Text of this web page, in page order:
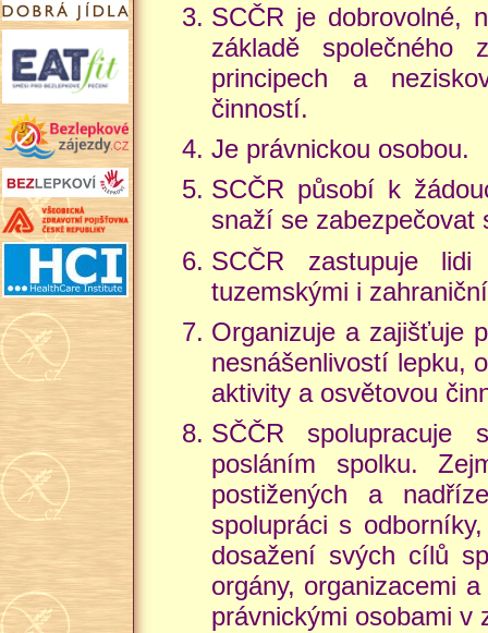
SCČR je dobrovolné,
základě společného
principech a
činností.
Je právnickou osobou.
SCČR působí k
snaží se zabezpečovat
SCČR zastupuje
tuzemskými i
Organizuje a zajišťuje
nesnášenlivostí lepku,
aktivity a osvětovou
SČČR
posláním spolku.
postižených a
spolupráci s
dosažení svých cílů
orgány, organizacemi
právnickými osobami v